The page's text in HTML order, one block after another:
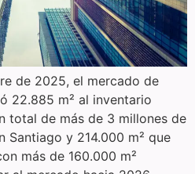
de 2025, el mercado de
22.885 m² al inventario
total de más de 3 millones de
Santiago y 214.000 m² que
más de 160.000 m²